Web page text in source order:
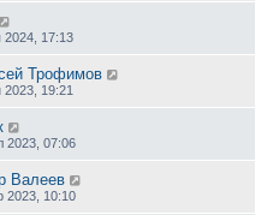
2024, 17:13
Трофимов
2023, 19:21
2023, 07:06
Валеев
2023, 10:10